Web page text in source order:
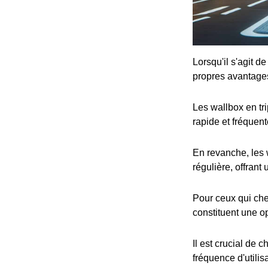
Lorsqu'il s'agit
propres
Les wallbox en
rapide et
En revanche,
régulière, offrant
Pour ceux qui
constituent une
Il est crucial de
fréquence